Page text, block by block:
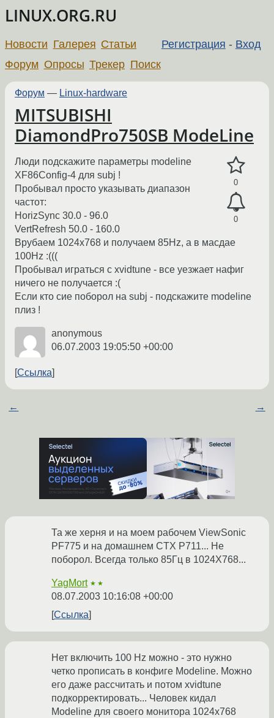
LINUX.ORG.RU
Регистрация - Вход
Новости Галерея Статьи
Форум Опросы Трекер Поиск
Форум — Linux-hardware
MITSUBISHI
DiamondPro750SB ModeLine
0
0
Люди подскажите параметры modeline
XF86Config-4 для subj !
Пробывал просто указывать диапазон
частот:
HorizSync 30.0 - 96.0
VertRefresh 50.0 - 160.0
Врубаем 1024x768 и получаем 85Hz, а в масдае
100Hz :(((
Пробывал играться с xvidtune - все уезжает нафиг
ничего не получается :(
Если кто сие поборол на subj - подскажите modeline
плиз !
anonymous
06.07.2003 19:05:50 +00:00
Ссылка
← →
Та же херня и на моем рабочем ViewSonic
PF775 и на домашнем CTX P711... Не
поборол. Всегда только 85Гц в 1024Х768...
YagMort ★★
08.07.2003 10:16:08 +00:00
Ссылка
Нет включить 100 Hz можно - это нужно
четко прописать в конфиге Modeline. Можно
его даже рассчитать и потом xvidtune
подкорректировать... Человек кидал
Modeline для своего монитора 1024x768